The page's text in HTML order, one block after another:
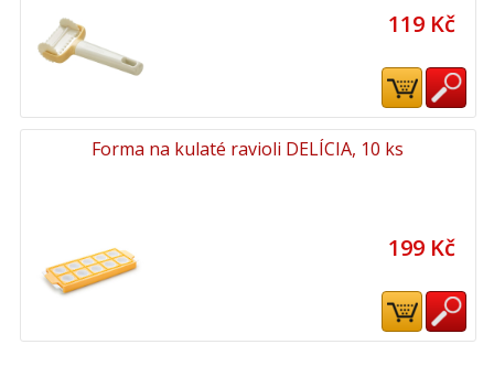
119 Kč
Forma na kulaté ravioli DELÍCIA, 10 ks
199 Kč